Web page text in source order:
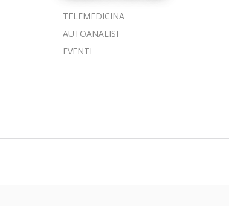
TELEMEDICINA
AUTOANALISI
EVENTI